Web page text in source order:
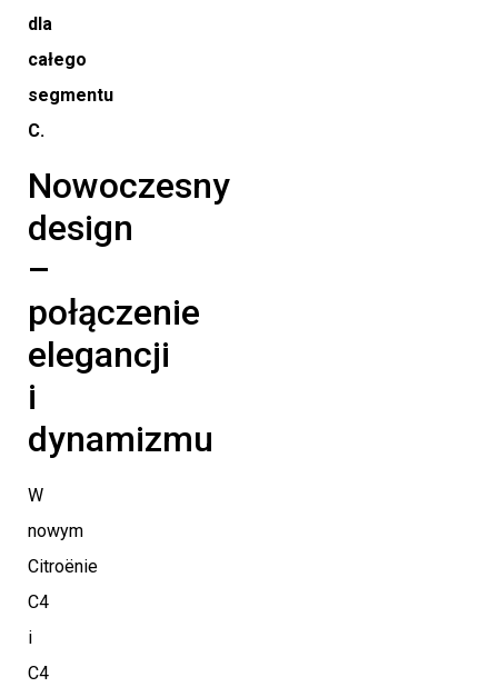
dla
całego
segmentu
C.
Nowoczesny
design
–
połączenie
elegancji
i
dynamizmu
W
nowym
Citroënie
C4
i
C4